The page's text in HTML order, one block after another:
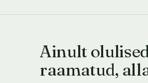
Ainult
raamatud,